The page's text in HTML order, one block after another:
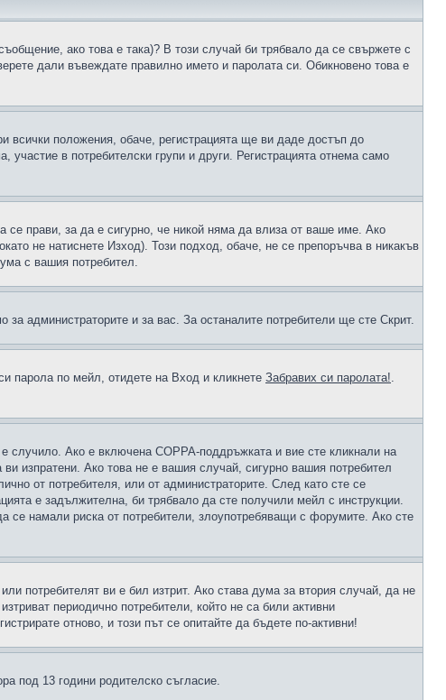
ако това е така)? В този случай би трябвало да се свържете с
дали въвеждате правилно името и паролата си. Обикновено това е
положения, обаче, регистрацията ще ви даде достъп до
в потребителски групи и други. Регистрацията отнема само
се прави, за да е сигурно, че никой няма да влиза от ваше име. Ако
не натиснете Изход). Този подход, обаче, не се препоръчва в никакъв
с вашия потребител.
администраторите и за вас. За останалите потребители ще сте Скрит.
парола по мейл, отидете на Вход и кликнете Забравих си паролата!.
случило. Ако е включена COPPA-поддръжката и вие сте кликнали на
ви изпратени. Ако това не е вашия случай, сигурно вашия потребител
от потребителя, или от администраторите. След като сте се
е задължителна, би трябвало да сте получили мейл с инструкции.
се намали риска от потребители, злоупотребяващи с форумите. Ако сте
потребителят ви е бил изтрит. Ако става дума за втория случай, да не
периодично потребители, който не са били активни
отново, и този път се опитайте да бъдете по-активни!
под 13 години родителско съгласие.